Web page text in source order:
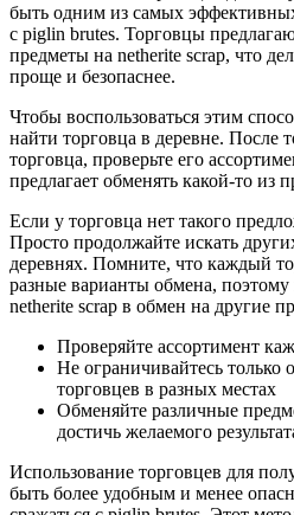
быть одним из самых
с piglin brutes. Торговцы
предметы на netherite scrap, что
проще и безопаснее.
Чтобы воспользоваться этим
найти торговца в деревне. После
торговца, проверьте его
предлагает обменять какой-то из
Если у торговца нет такого
Просто продолжайте искать
деревнях. Помните, что каждый
разные варианты обмена,
netherite scrap в обмен на другие
Проверяйте ассортимент
Не ограничивайтесь только
торговцев в разных местах
Обменяйте различные
достичь желаемого
Использование торговцев для
быть более удобным и менее